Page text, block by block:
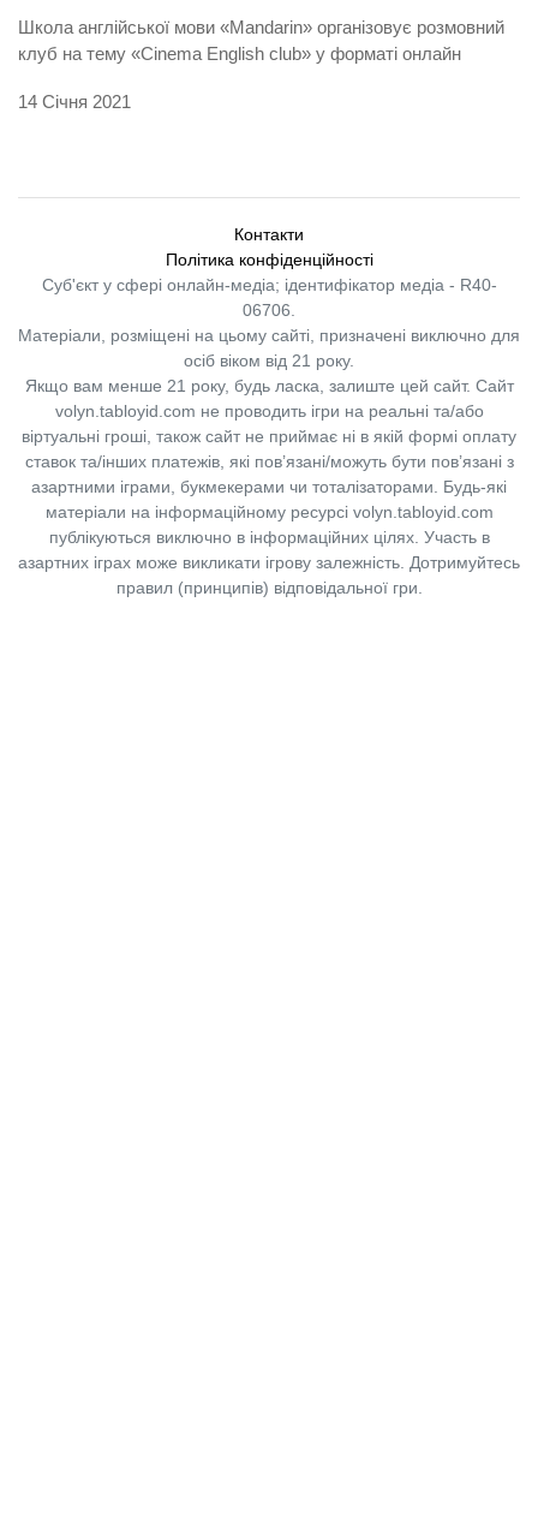
Школа англійської мови «Mandarin» організовує розмовний
клуб на тему «Cinema English club» у форматі онлайн
14 Січня 2021
Контакти
Політика конфіденційності
Суб'єкт у сфері онлайн-медіа; ідентифікатор медіа - R40-
06706.
Матеріали, розміщені на цьому сайті, призначені виключно для
осіб віком від 21 року.
Якщо вам менше 21 року, будь ласка, залиште цей сайт. Сайт
volyn.tabloyid.com не проводить ігри на реальні та/або
віртуальні гроші, також сайт не приймає ні в якій формі оплату
ставок та/інших платежів, які пов’язані/можуть бути пов’язані з
азартними іграми, букмекерами чи тоталізаторами. Будь-які
матеріали на інформаційному ресурсі volyn.tabloyid.com
публікуються виключно в інформаційних цілях. Участь в
азартних іграх може викликати ігрову залежність. Дотримуйтесь
правил (принципів) відповідальної гри.